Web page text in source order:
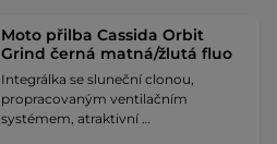
Moto přilba Cassida Orbit
Grind černá matná/žlutá fluo
Integrálka se sluneční clonou,
propracovaným ventilačním
systémem, atraktivní …